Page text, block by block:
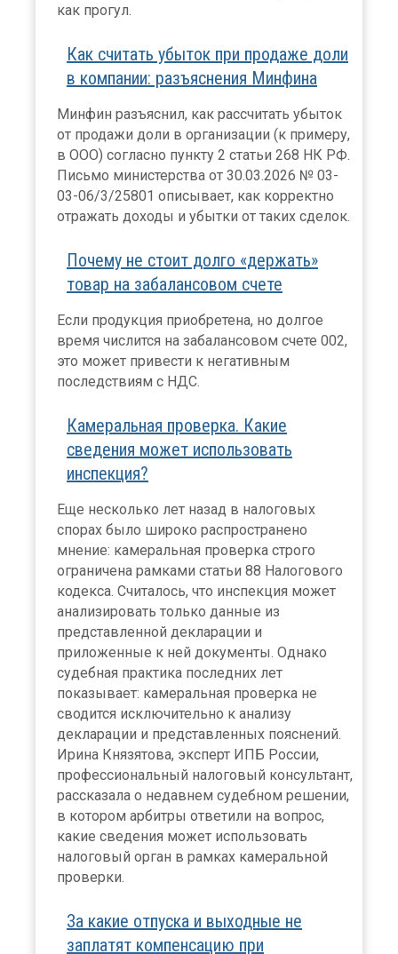
как прогул.
Как считать убыток при продаже доли
в компании: разъяснения Минфина
Минфин разъяснил, как рассчитать убыток
от продажи доли в организации (к примеру,
в ООО) согласно пункту 2 статьи 268 НК РФ.
Письмо министерства от 30.03.2026 № 03-
03-06/3/25801 описывает, как корректно
отражать доходы и убытки от таких сделок.
Почему не стоит долго «держать»
товар на забалансовом счете
Если продукция приобретена, но долгое
время числится на забалансовом счете 002,
это может привести к негативным
последствиям с НДС.
Камеральная проверка. Какие
сведения может использовать
инспекция?
Еще несколько лет назад в налоговых
спорах было широко распространено
мнение: камеральная проверка строго
ограничена рамками статьи 88 Налогового
кодекса. Считалось, что инспекция может
анализировать только данные из
представленной декларации и
приложенные к ней документы. Однако
судебная практика последних лет
показывает: камеральная проверка не
сводится исключительно к анализу
декларации и представленных пояснений.
Ирина Князятова, эксперт ИПБ России,
профессиональный налоговый консультант,
рассказала о недавнем судебном решении,
в котором арбитры ответили на вопрос,
какие сведения может использовать
налоговый орган в рамках камеральной
проверки.
За какие отпуска и выходные не
заплатят компенсацию при